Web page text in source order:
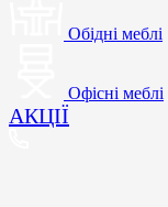
Обідні меблі
Офісні меблі
АКЦІЇ